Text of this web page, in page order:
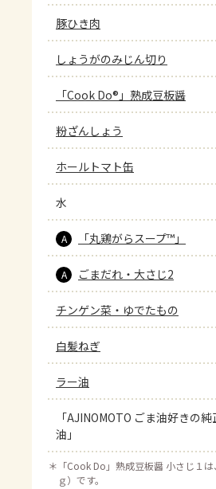
豚ひき肉
しょうがのみじん切り
「Cook Do®」熟成豆板醤
粉ざんしょう
ホールトマト缶
水
A 「丸鶏がらスープ™」
A ごまだれ・大さじ2
チンゲン菜・ゆでたもの
白髪ねぎ
ラー油
「AJINOMOTO ごま油好きの純
油」
＊ 「Cook Do」熟成豆板醤 小さじ１
ｇ）です。